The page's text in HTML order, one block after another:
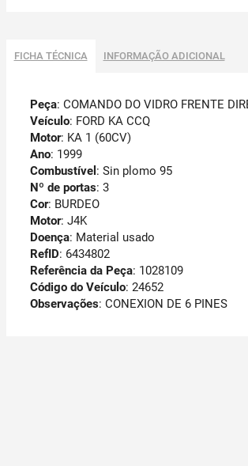
FICHA TÉCNICA INFORMAÇÃO ADICIONAL
Peça: COMANDO DO VIDRO FRENTE
Veículo: FORD KA CCQ
Motor: KA 1 (60CV)
Ano: 1999
Combustível : Sin plomo 95
Nº de portas: 3
Cor: BURDEO
Motor: J4K
Doença: Material usado
RefID: 6434802
Referência da Peça: 1028109
Código do Veículo: 24652
Observações: CONEXION DE 6 PINES